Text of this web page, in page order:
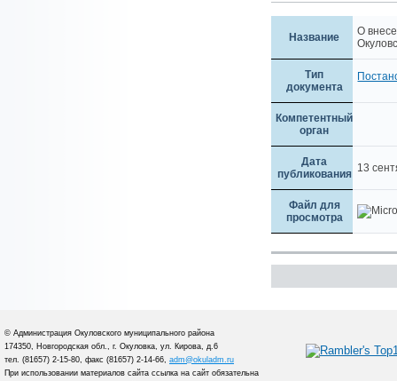
Название
О
Тип
документа
Компетентный
орган
Дата
публикования 13
Файл для
просмотра
© Администрация Окуловского муниципального района
174350, Новгородская обл., г. Окуловка, ул. Кирова, д.6
тел. (81657) 2-15-80, факс (81657) 2-14-66, adm@okuladm.ru
При использовании материалов сайта ссылка на сайт обязательна